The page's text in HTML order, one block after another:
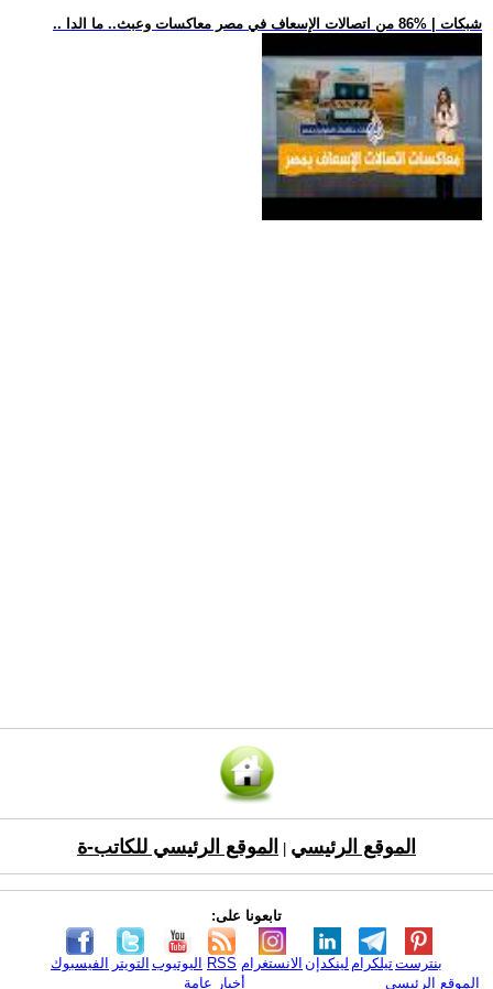
.. شبكات | %86 من اتصالات الإسعاف في مصر معاكسات وعبث.. ما الدا
الموقع الرئيسي الموقع الرئيسي للكاتب-ة
تابعونا على:
الفيسبوك التويتر اليوتيوب RSS الانستغرام لينكدإن تيلكرامبنترست
الموقع الرئيسي
أخبار عامة